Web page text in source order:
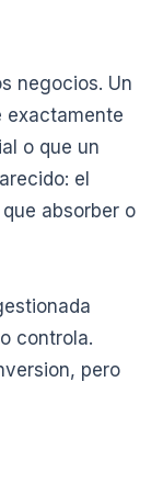
negocios. Un
exactamente
o que un
el
absorber o
controla.
pero